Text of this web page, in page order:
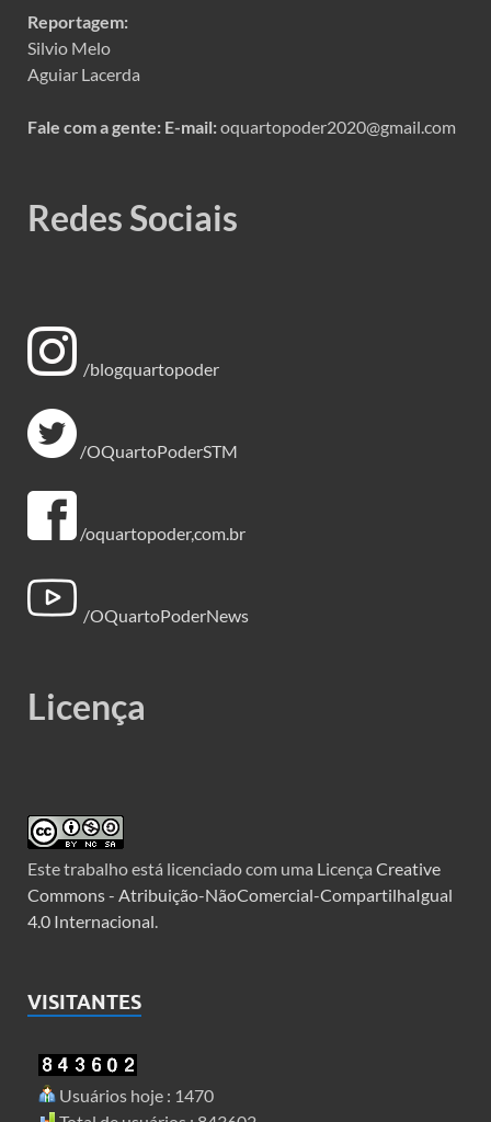
Reportagem:
Silvio Melo
Aguiar Lacerda
Fale com a gente: E-mail:oquartopoder2020@gmail.com
Redes Sociais
/blogquartopoder
/OQuartoPoderSTM
/oquartopoder,com.br
/OQuartoPoderNews
Licença
Este trabalho está licenciado com uma Licença Creative
Commons - Atribuição-NãoComercial-CompartilhaIgual
4.0 Internacional
VISITANTES
Usuários hoje : 1470